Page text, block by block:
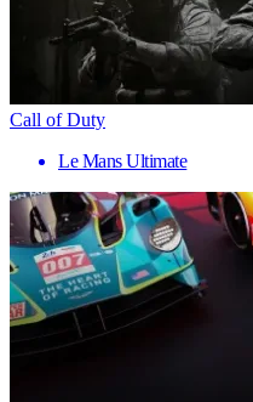
Call of Duty
Le Mans Ultimate